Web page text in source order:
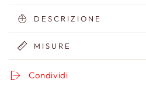
fantasia
in
cotone
fantasia
in
cotone
DESCRIZIONE
MISURE
Condividi